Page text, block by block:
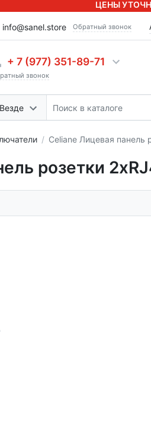
ЦЕНЫ
info@sanel.store Обратный звонок
+ 7 (977) 351-89-71
звонок
Везде
Celiane Лицевая панель
розетки